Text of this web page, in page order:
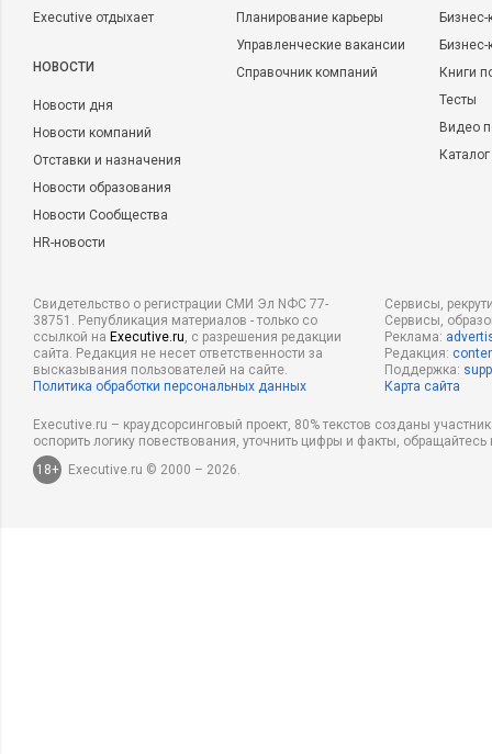
Executive отдыхает
НОВОСТИ
Новости дня
Новости компаний
Отставки и назначения
Новости образования
Новости Сообщества
HR-новости
Планирование карьеры
Управленческие вакансии
Справочник компаний
Бизнес-
Книги
Тесты
Видео
Свидетельство о регистрации СМИ Эл NФС 77-
38751. Републикация материалов - только со
ссылкой на Executive.ru, с разрешения редакции
сайта. Редакция не несет ответственности за
высказывания пользователей на сайте.
Политика обработки персональных данных
Сервисы,
Сервисы,
Реклама:
Редакция:
Поддержка:
Карта сайта
Executive.ru – краудсорсинговый проект, 80% текстов созданы
оспорить логику повествования, уточнить цифры и факты,
18+
Executive.ru © 2000 – 2026.